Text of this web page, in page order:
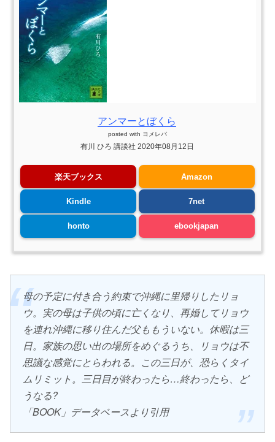
アンマーとぼくら
posted with ヨメレバ
有川 ひろ 講談社 2020年08月12日
楽天ブックス Amazon
Kindle 7net
honto ebookjapan
母の予定に付き合う約束で沖縄に里帰りしたリョ
ウ。実の母は子供の頃に亡くなり、再婚してリョウ
を連れ沖縄に移り住んだ父ももういない。休暇は三
日。家族の思い出の場所をめぐるうち、リョウは不
思議な感覚にとらわれる。この三日が、恐らくタイ
ムリミット。三日目が終わったら…終わったら、ど
うなる?
「BOOK」データベースより引用